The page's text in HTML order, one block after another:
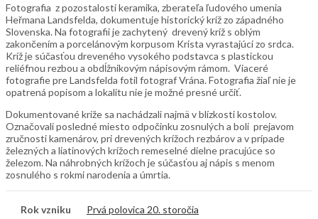
Fotografia z pozostalosti keramika, zberateľa ľudového umenia
Heřmana Landsfelda, dokumentuje historický kríž zo západného
Slovenska. Na fotografii je zachytený drevený kríž s oblým
zakončením a porcelánovým korpusom Krista vyrastajúci zo srdca.
Kríž je súčasťou dreveného vysokého podstavca s plastickou
reliéfnou rezbou a obdĺžnikovým nápisovým rámom. Viaceré
fotografie pre Landsfelda fotil fotograf Vrána. Fotografia žiaľ nie je
opatrená popisom a lokalitu nie je možné presné určiť.
Dokumentované kríže sa nachádzali najmä v blízkosti kostolov.
Označovali posledné miesto odpočinku zosnulých a boli prejavom
zručnosti kamenárov, pri drevených krížoch rezbárov a v prípade
železných a liatinových krížoch remeselné dielne pracujúce so
železom. Na náhrobných krížoch je súčasťou aj nápis s menom
zosnulého s rokmi narodenia a úmrtia.
Rok vzniku Prvá polovica 20. storočia